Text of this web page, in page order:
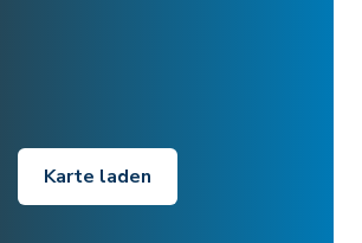
Karte laden